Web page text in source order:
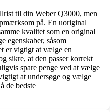
til din Weber Q3000, men
på. En uoriginal
kvalitet som en original
egenskaber, såsom
er vigtigt at vælge en
sikre, at den passer korrekt
spare penge ved at vælge
at undersøge og vælge
de bedste